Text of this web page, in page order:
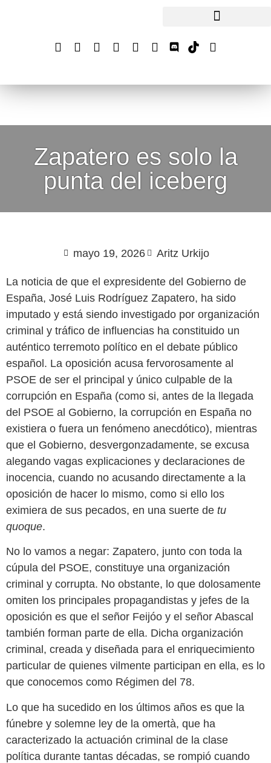
Zapatero es solo la
punta del iceberg
mayo 19, 2026 Aritz Urkijo
La noticia de que el expresidente del Gobierno de
España, José Luis Rodríguez Zapatero, ha sido
imputado y está siendo investigado por organización
criminal y tráfico de influencias ha constituido un
auténtico terremoto político en el debate público
español. La oposición acusa fervorosamente al
PSOE de ser el principal y único culpable de la
corrupción en España (como si, antes de la llegada
del PSOE al Gobierno, la corrupción en España no
existiera o fuera un fenómeno anecdótico), mientras
que el Gobierno, desvergonzadamente, se excusa
alegando vagas explicaciones y declaraciones de
inocencia, cuando no acusando directamente a la
oposición de hacer lo mismo, como si ello los
eximiera de sus pecados, en una suerte de tu
quoque.
No lo vamos a negar: Zapatero, junto con toda la
cúpula del PSOE, constituye una organización
criminal y corrupta. No obstante, lo que dolosamente
omiten los principales propagandistas y jefes de la
oposición es que el señor Feijóo y el señor Abascal
también forman parte de ella. Dicha organización
criminal, creada y diseñada para el enriquecimiento
particular de quienes vilmente participan en ella, es lo
que conocemos como Régimen del 78.
Lo que ha sucedido en los últimos años es que la
fúnebre y solemne ley de la omertà, que ha
caracterizado la actuación criminal de la clase
política durante tantas décadas, se rompió cuando